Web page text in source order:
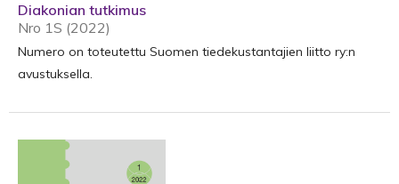
Diakonian tutkimus
Nro 1S (2022)
Numero on toteutettu Suomen tiedekustantajien liitto ry:n
avustuksella.